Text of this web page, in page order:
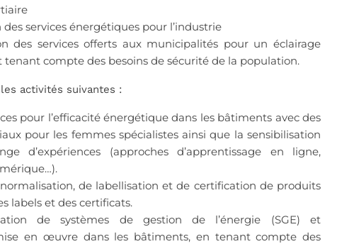
services énergétiques pour l’industrie
des services offerts aux municipalités pour un éclairage
compte des besoins de sécurité de la population.
activités suivantes :
pour l’efficacité énergétique dans les bâtiments avec des
pour les femmes spécialistes ainsi que la sensibilisation
d’expériences (approches d’apprentissage en ligne,
de labellisation et de certification de produits
labels et des certificats.
de systèmes de gestion de l’énergie (SGE) et
en œuvre dans les bâtiments, en tenant compte des